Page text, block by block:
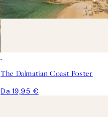
The Dalmatian Coast Poster
Da 19,95 €